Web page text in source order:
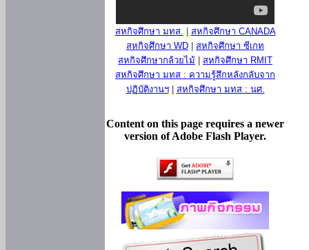
สหกิจศึกษา มทส.
สหกิจศึกษา CANADA
สหกิจศึกษา WD
สหกิจศึกษา ซีเกท
สหกิจศึกษากล้วยไม้
สหกิจศึกษา RMIT
สหกิจศึกษา มทส : ความรู้สึกหลังกลับจาก
ปฏิบัติงานฯ| สหกิจศึกษา มทส : นศ.
Content on this page requires a newer
version of Adobe Flash Player.